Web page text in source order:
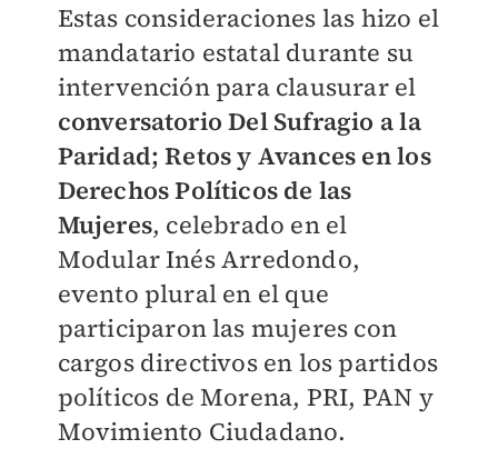
Estas consideraciones las hizo el
mandatario estatal durante su
intervención para clausurar el
conversatorio Del Sufragio a la
Paridad; Retos y Avances en los
Derechos Políticos de las
Mujeres, celebrado en el
Modular Inés Arredondo,
evento plural en el que
participaron las mujeres con
cargos directivos en los partidos
políticos de Morena, PRI, PAN y
Movimiento Ciudadano.